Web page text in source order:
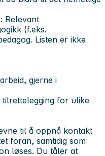
Relevant
(f.eks.
Listen er ikke
gjerne i
for ulike
til å oppnå kontakt
foran, samtidig som
løses. Du tåler at